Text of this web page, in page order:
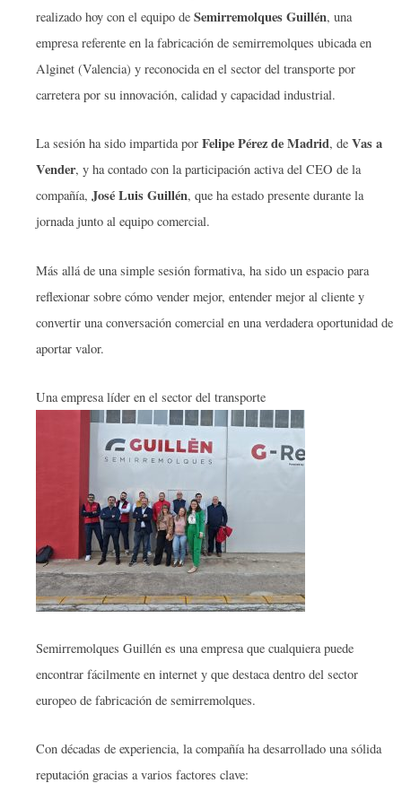
realizado hoy con el equipo de Semirremolques Guillén, una
empresa referente en la fabricación de semirremolques ubicada en
Alginet (Valencia) y reconocida en el sector del transporte por
carretera por su innovación, calidad y capacidad industrial.
La sesión ha sido impartida por Felipe Pérez de Madrid, de Vas a
Vender, y ha contado con la participación activa del CEO de la
compañía, José Luis Guillén, que ha estado presente durante la
jornada junto al equipo comercial.
Más allá de una simple sesión formativa, ha sido un espacio para
reflexionar sobre cómo vender mejor, entender mejor al cliente y
convertir una conversación comercial en una verdadera oportunidad de
aportar valor.
Una empresa líder en el sector del transporte
Semirremolques Guillén es una empresa que cualquiera puede
encontrar fácilmente en internet y que destaca dentro del sector
europeo de fabricación de semirremolques.
Con décadas de experiencia, la compañía ha desarrollado una sólida
reputación gracias a varios factores clave: